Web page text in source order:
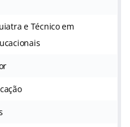
e Técnico em